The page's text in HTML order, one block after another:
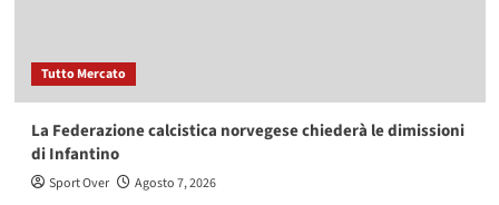
Tutto Mercato
La Federazione calcistica norvegese chiederà le dimissioni
di Infantino
Sport Over Agosto 7, 2026